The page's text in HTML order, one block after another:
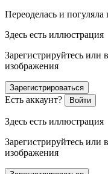
Переоделась и
Здесь есть иллюстрация
Зарегистрируйтесь или
изображения
Зарегистрироваться
Есть аккаунт? Войти
Здесь есть иллюстрация
Зарегистрируйтесь или
изображения